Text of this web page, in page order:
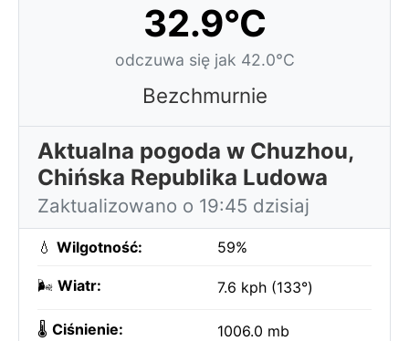
32.9°C
odczuwa się jak 42.0°C
Bezchmurnie
Aktualna pogoda w Chuzhou,
Chińska Republika Ludowa
Zaktualizowano o 19:45 dzisiaj
💧 Wilgotność: 59%
🌬️ Wiatr: 7.6 kph (133°)
🌡️ Ciśnienie: 1006.0 mb